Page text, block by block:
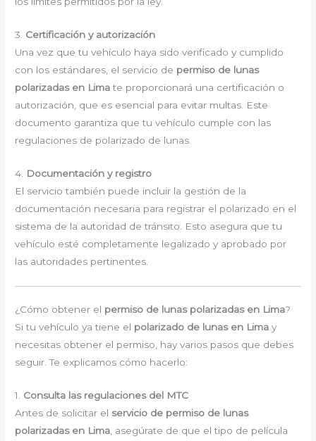
3. Certificación y autorización
Una vez que tu vehículo haya sido verificado y cumplido
con los estándares, el servicio de permiso de lunas
polarizadas en Limate proporcionará una certificación o
autorización, que es esencial para evitar multas. Este
documento garantiza que tu vehículo cumple con las
regulaciones de polarizado de lunas.
4. Documentación y registro
El servicio también puede incluir la gestión de la
documentación necesaria para registrar el polarizado en el
sistema de la autoridad de tránsito. Esto asegura que tu
vehículo esté completamente legalizado y aprobado por
las autoridades pertinentes.
¿Cómo obtener el permiso de lunas polarizadas en Lima?
Si tu vehículo ya tiene el polarizado de lunas en Lima y
necesitas obtener el permiso, hay varios pasos que debes
seguir. Te explicamos cómo hacerlo:
1. Consulta las regulaciones del MTC
Antes de solicitar el servicio de permiso de lunas
polarizadas en Lima, asegúrate de que el tipo de película